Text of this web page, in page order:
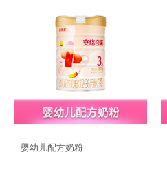
婴幼儿配方奶粉
企业文化
关于我们
品牌战略